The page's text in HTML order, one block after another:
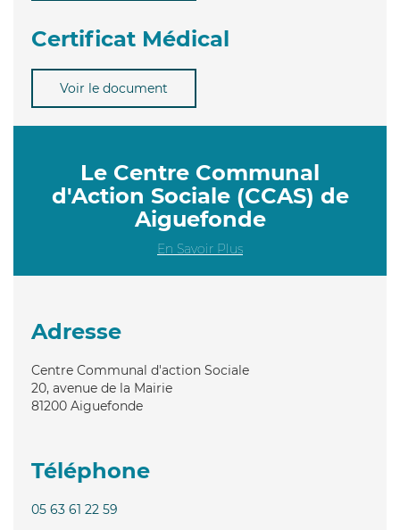
Certificat Médical
Voir le document
Le Centre Communal
d'Action Sociale (CCAS) de
Aiguefonde
En Savoir Plus
Adresse
Centre Communal d'action Sociale
20, avenue de la Mairie
81200 Aiguefonde
Téléphone
05 63 61 22 59